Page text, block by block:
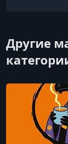
Другие